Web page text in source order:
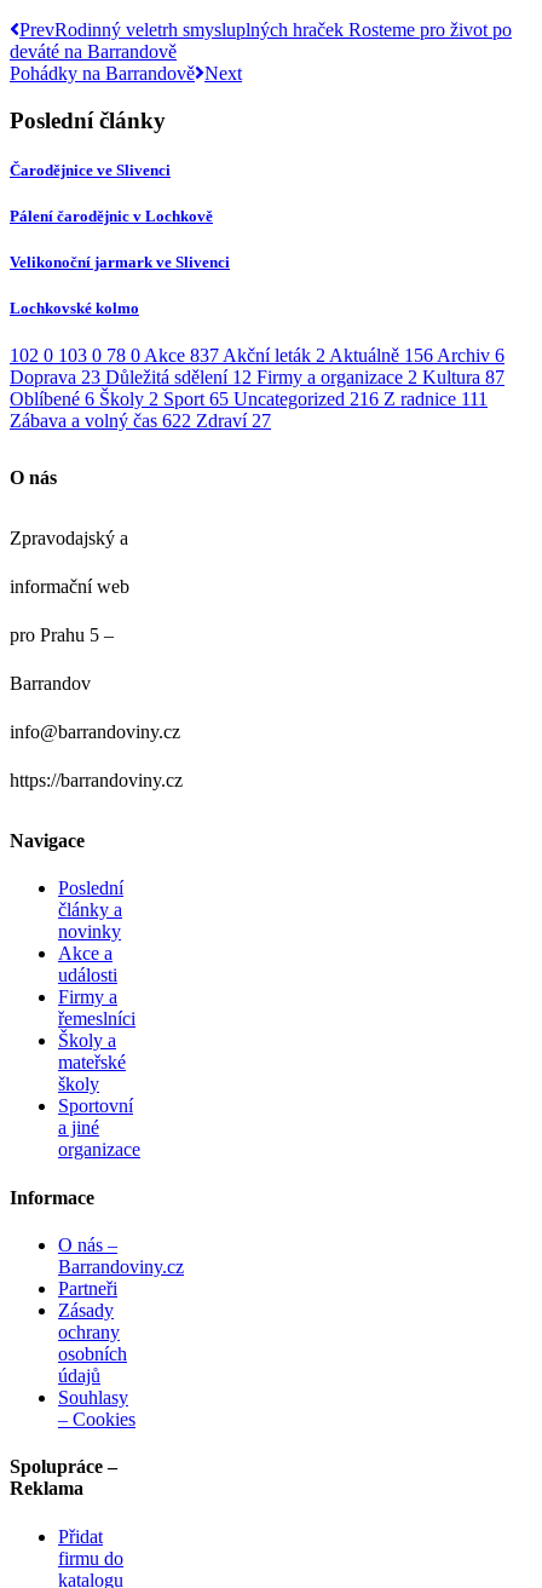
PrevRodinný veletrh smysluplných hraček Rosteme pro život po
deváté na Barrandově
Pohádky na Barrandově Next
Poslední články
Čarodějnice ve Slivenci
Pálení čarodějnic v Lochkově
Velikonoční jarmark ve Slivenci
Lochkovské kolmo
102 0 103 0 78 0 Akce 837 Akční leták 2 Aktuálně 156 Archiv 6
Doprava 23 Důležitá sdělení 12 Firmy a organizace 2 Kultura 87
Oblíbené 6 Školy 2 Sport 65 Uncategorized 216 Z radnice 111
Zábava a volný čas 622 Zdraví 27
O nás
Zpravodajský a
informační web
pro Prahu 5 –
Barrandov
info@barrandoviny.cz
https://barrandoviny.cz
Navigace
Poslední
články a
novinky
Akce a
události
Firmy a
řemeslníci
Školy a
mateřské
školy
Sportovní
a jiné
organizace
Informace
O nás –
Barrandoviny.cz
Partneři
Zásady
ochrany
osobních
údajů
Souhlasy
– Cookies
Spolupráce –
Reklama
Přidat
firmu do
katalogu